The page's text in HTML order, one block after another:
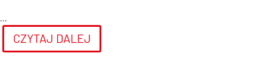
...
CZYTAJ DALEJ